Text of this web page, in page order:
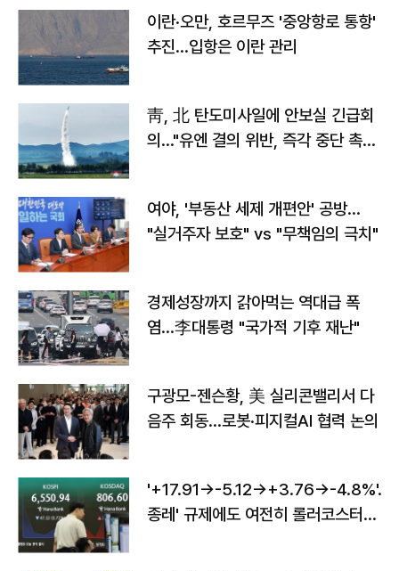
이란·오만, 호르무즈 '중앙항로 통항'
추진…입항은 이란 관리
靑, 北 탄도미사일에 안보실 긴급회
의…"유엔 결의 위반, 즉각 중단 촉
여야, '부동산 세제 개편안' 공방…
"실거주자 보호" vs "무책임의 극치"
경제성장까지 갉아먹는 역대급 폭
염…李대통령 "국가적 기후 재난"
구광모-젠슨황, 美 실리콘밸리서 다
음주 회동…로봇·피지컬AI 협력 논의
'+17.91→-5.12→+3.76→-4.8%'…'
종레' 규제에도 여전히 롤러코스터